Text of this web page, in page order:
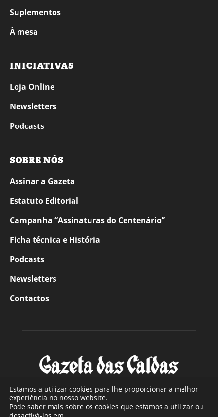
Suplementos
À mesa
INICIATIVAS
Loja Online
Newsletters
Podcasts
SOBRE NÓS
Assinar a Gazeta
Estatuto Editorial
Campanha “Assinaturas do Centenário”
Ficha técnica e História
Podcasts
Newsletters
Contactos
SOBRE NÓS
Estamos a utilizar cookies para lhe proporcionar a melhor
experiência no nosso website.
Pode saber mais sobre os cookies que estamos a utilizar ou